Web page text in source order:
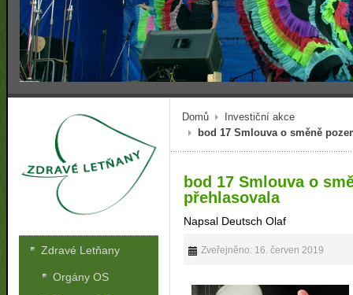
Domů
Investiční akce
bod 17 Smlouva o směně
bod 17 Smlouva o
přehlasovala
Napsal Deutsch Olaf
Zveřejněno: 16. červen 2019
Zdravé Letňany
Orgány OS